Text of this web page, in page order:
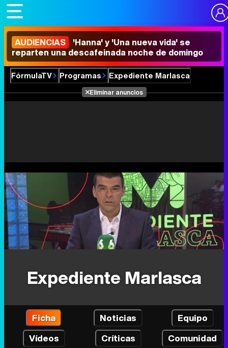
AUDIENCIAS 'Hanna' y 'Una nueva vida' se
reparten una descafeinada noche de domingo
FórmulaTV Programas Expediente Marlasca
Eliminar anuncios
Expediente Marlasca
Ficha Noticias
Equipo
Vídeos
Críticas Comunidad